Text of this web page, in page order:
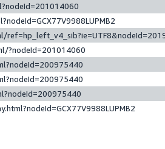
?nodeId=201014060